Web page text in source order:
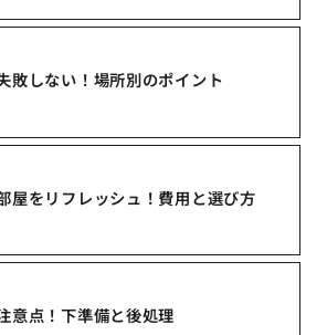
敗しない！場所別のポイント
屋をリフレッシュ！費用と選び方
意点！下準備と後処理